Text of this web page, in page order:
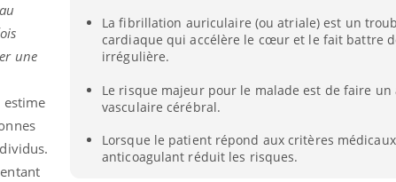
La fibrillation auriculaire (ou atriale) est un
cardiaque qui accélère le cœur et le fait battre
irrégulière.
Le risque majeur pour le malade est de faire un
vasculaire cérébral.
Lorsque le patient répond aux critères
anticoagulant réduit les risques.
une
estime
Le Viagra pourrait-il
freiner la propagation du
cancer ?
Pourquoi manger moins
finalement être bénéfique
Le
le